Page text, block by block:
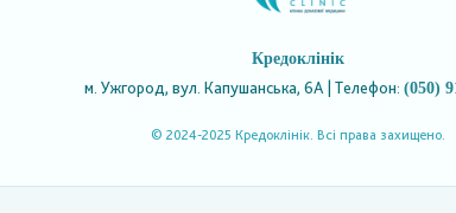
Кредоклінік
м. Ужгород, вул. Капушанська, 6А | Телефон: (050)
© 2024-2025 Кредоклінік. Всі права захищено.